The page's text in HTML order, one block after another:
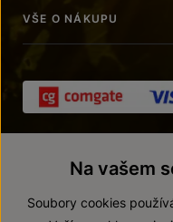
VŠE O NÁKUPU
Na vašem
Soubory cookies